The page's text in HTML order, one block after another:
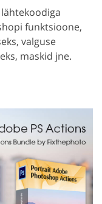
funktsioone,
valguse
maskid jne.